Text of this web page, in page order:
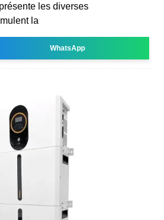
les diverses
la
WhatsApp